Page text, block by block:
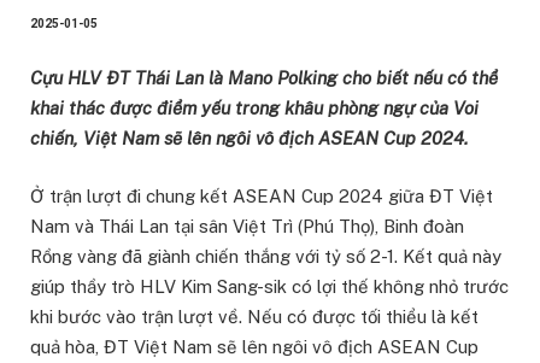
2025-01-05
Cựu HLV ĐT Thái Lan là Mano Polking cho biết nếu có thể
khai thác được điểm yếu trong khâu phòng ngự của Voi
chiến, Việt Nam sẽ lên ngôi vô địch ASEAN Cup 2024.
Ở trận lượt đi chung kết ASEAN Cup 2024 giữa ĐT Việt
Nam và Thái Lan tại sân Việt Trì (Phú Thọ), Binh đoàn
Rồng vàng đã giành chiến thắng với tỷ số 2-1. Kết quả này
giúp thầy trò HLV Kim Sang-sik có lợi thế không nhỏ trước
khi bước vào trận lượt về. Nếu có được tối thiểu là kết
quả hòa, ĐT Việt Nam sẽ lên ngôi vô địch ASEAN Cup